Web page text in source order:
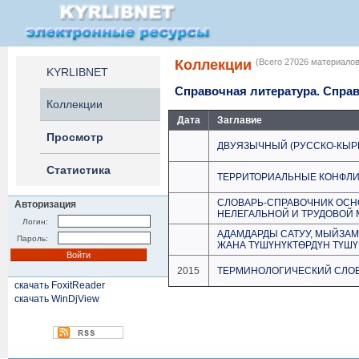
KYRLIBNET
Коллекции
Просмотр
Статистика
Авторизация
Логин:
Пароль:
скачать FoxitReader
скачать WinDjView
Коллекции (Всего 27026
Справочная литература.
Дата Заглавие
ДВУЯЗЫЧНЫЙ (РУССКО-
ТЕРРИТОРИАЛЬНЫЕ
СЛОВАРЬ-СПРАВОЧНИК
НЕЛЕГАЛЬНОЙ И ТРУДОВОЙ
АДАМДАРДЫ САТУУ,
ЖАНА ТҮШҮНҮКТӨРДҮН
2015 ТЕРМИНОЛОГИЧЕСКИЙ